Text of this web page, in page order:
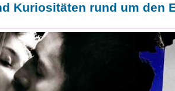
Kuriositäten rund um den